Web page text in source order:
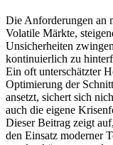
Die Anforderungen an
Volatile Märkte,
Unsicherheiten
kontinuierlich zu
Ein oft unterschätzter
Optimierung der
ansetzt, sichert sich
auch die eigene
Dieser Beitrag zeigt
den Einsatz moderner